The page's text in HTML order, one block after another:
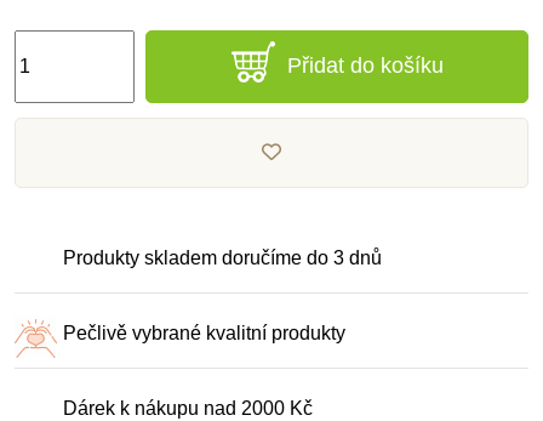
Přidat do košíku
Produkty skladem doručíme do 3 dnů
Pečlivě vybrané kvalitní produkty
Dárek k nákupu nad 2000 Kč